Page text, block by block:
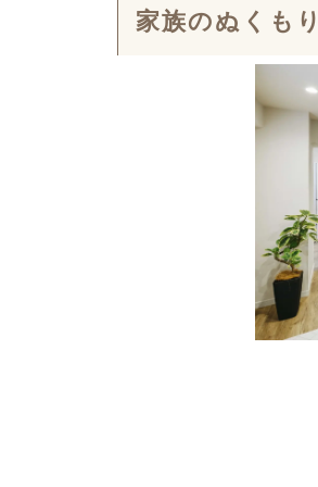
家族のぬくも